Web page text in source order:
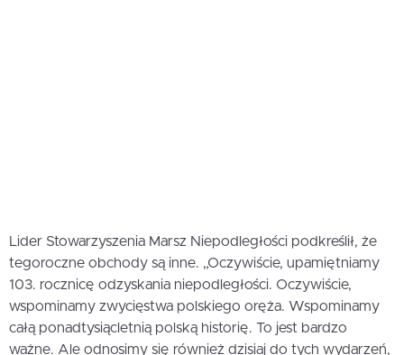
Lider Stowarzyszenia Marsz Niepodległości podkreślił, że
tegoroczne obchody są inne. „Oczywiście, upamiętniamy
103. rocznicę odzyskania niepodległości. Oczywiście,
wspominamy zwycięstwa polskiego oręża. Wspominamy
całą ponadtysiącletnią polską historię. To jest bardzo
ważne. Ale odnosimy się również dzisiaj do tych wydarzeń,